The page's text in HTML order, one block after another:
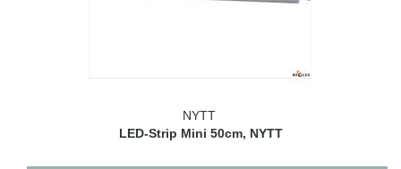
NYTT
LED-Strip Mini 50cm, NYTT